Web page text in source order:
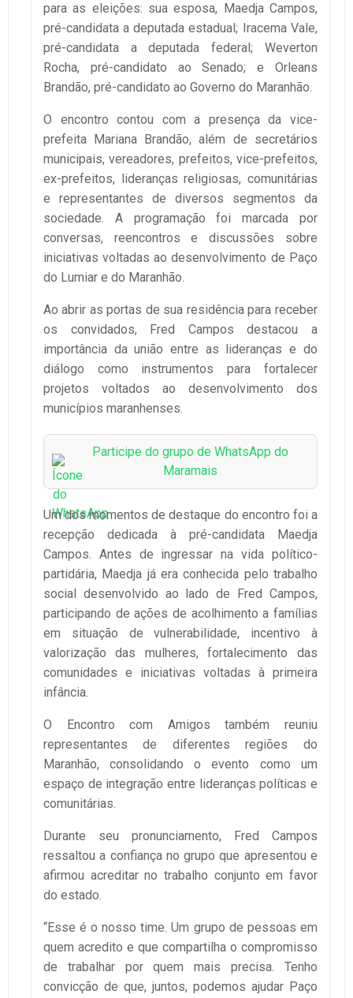
para as eleições: sua esposa, Maedja Campos,
pré-candidata a deputada estadual; Iracema Vale,
pré-candidata a deputada federal; Weverton
Rocha, pré-candidato ao Senado; e Orleans
Brandão, pré-candidato ao Governo do Maranhão.
O encontro contou com a presença da vice-
prefeita Mariana Brandão, além de secretários
municipais, vereadores, prefeitos, vice-prefeitos,
ex-prefeitos, lideranças religiosas, comunitárias
e representantes de diversos segmentos da
sociedade. A programação foi marcada por
conversas, reencontros e discussões sobre
iniciativas voltadas ao desenvolvimento de Paço
do Lumiar e do Maranhão.
Ao abrir as portas de sua residência para receber
os convidados, Fred Campos destacou a
importância da união entre as lideranças e do
diálogo como instrumentos para fortalecer
projetos voltados ao desenvolvimento dos
municípios maranhenses.
Participe do grupo de WhatsApp do
Maramais
Um dos momentos de destaque do encontro foi a
recepção dedicada à pré-candidata Maedja
Campos. Antes de ingressar na vida político-
partidária, Maedja já era conhecida pelo trabalho
social desenvolvido ao lado de Fred Campos,
participando de ações de acolhimento a famílias
em situação de vulnerabilidade, incentivo à
valorização das mulheres, fortalecimento das
comunidades e iniciativas voltadas à primeira
infância.
O Encontro com Amigos também reuniu
representantes de diferentes regiões do
Maranhão, consolidando o evento como um
espaço de integração entre lideranças políticas e
comunitárias.
Durante seu pronunciamento, Fred Campos
ressaltou a confiança no grupo que apresentou e
afirmou acreditar no trabalho conjunto em favor
do estado.
“Esse é o nosso time. Um grupo de pessoas em
quem acredito e que compartilha o compromisso
de trabalhar por quem mais precisa. Tenho
convicção de que, juntos, podemos ajudar Paço